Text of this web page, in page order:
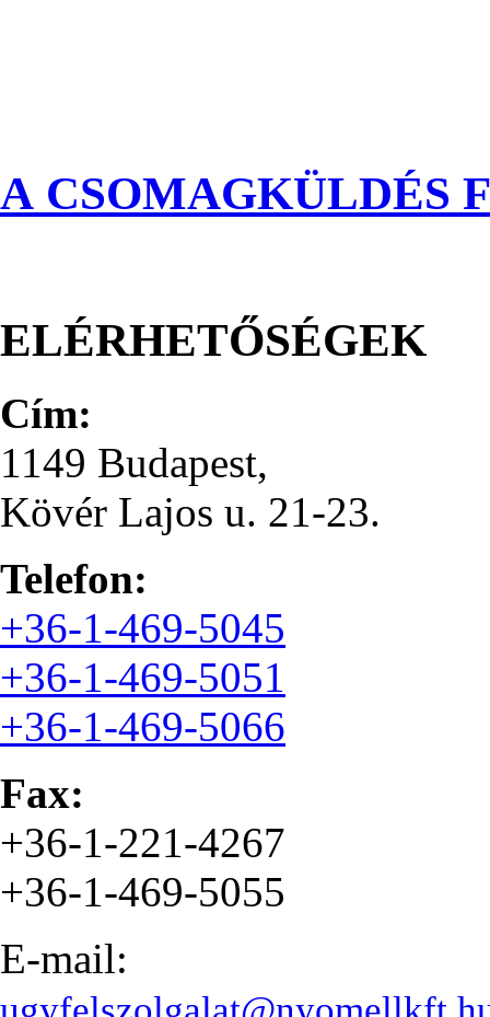
A CSOMAGKÜLDÉS
ELÉRHETŐSÉGEK
Cím:
1149 Budapest,
Kövér Lajos u. 21-23.
Telefon:
+36-1-469-5045
+36-1-469-5051
+36-1-469-5066
Fax:
+36-1-221-4267
+36-1-469-5055
E-mail: